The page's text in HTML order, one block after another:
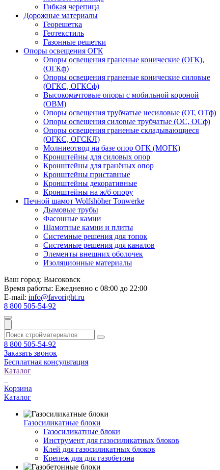
Гибкая черепица
Дорожные материалы
Георешетка
Геотекстиль
Газонные решетки
Опоры освещения ОГК
Опоры освещения граненые конические (ОГК),
(ОГКф)
Опоры освещения граненые конические силовые
(ОГКС, ОГКСф)
Высокомачтовые опоры с мобильной короной
(ОВМ)
Опоры освещения трубчатые несиловые (ОТ, ОТф)
Опоры освещения силовые трубчатые (ОС, ОСф)
Опоры освещения граненые складывающиеся
(ОГКС, ОГСКЛ)
Молниеотвод на базе опор ОГК (МОГК)
Кронштейны для силовых опор
Кронштейны для гранёных опор
Кронштейны приставные
Кронштейны декоративные
Кронштейны на ж/б опору
Печной шамот Wolfshöher Tonwerke
Дымовые трубы
Фасонные камни
Шамотные камни и плиты
Системные решения для топок
Системные решения для каналов
Элементы внешних оболочек
Изоляционные материалы
Ваш город: Высоковск
Время работы: Ежедневно с 08:00 до 22:00
E-mail: info@favoright.ru
8 800 505-54-92
8 800 505-54-92
Заказать звонок
Бесплатная консультация
Каталог
Корзина
Каталог
Газосиликатные блоки
Газосиликатные блоки
Инструмент для газосиликатных блоков
Клей для газосиликатных блоков
Крепеж для для газобетона